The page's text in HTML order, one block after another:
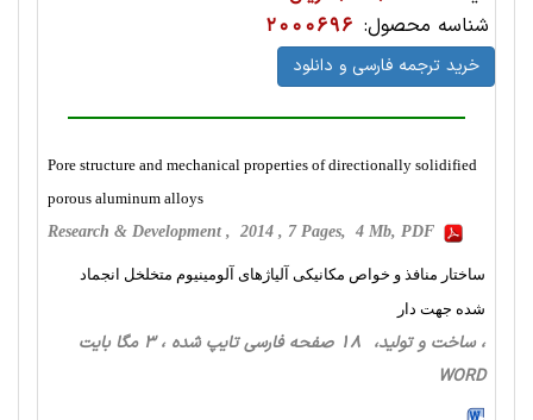
شناسه محصول: 2000696
خرید ترجمه فارسی و دانلود
Pore structure and mechanical properties of directionally solidified
porous aluminum alloys
Research & Development , 2014 , 7 Pages, 4 Mb, PDF
ساختار منافذ و خواص مکانیکی آلیاژهای آلومینیوم متخلخل انجماد
شده جهت دار
، ساخت‌ و تولید، 18 صفحه فارسی تایپ شده ، 3 مگا بایت
WORD